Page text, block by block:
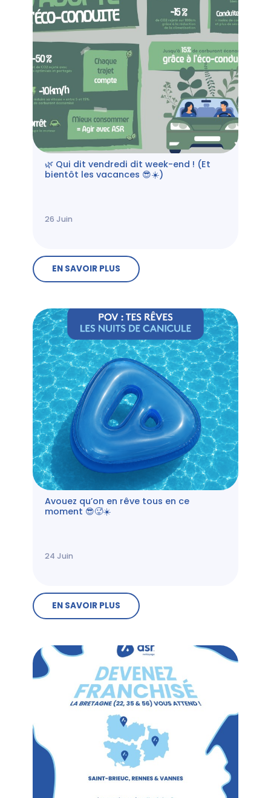
🌿 Qui dit vendredi dit week-end ! (Et
bientôt les vacances 😎☀️)
26 Juin
EN SAVOIR PLUS
Avouez qu’on en rêve tous en ce
moment 😎🥵☀️
24 Juin
EN SAVOIR PLUS